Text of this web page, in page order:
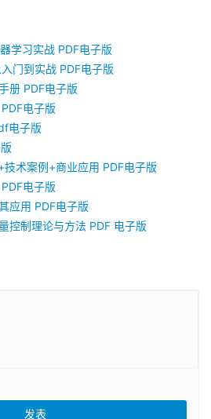
学习实战 PDF电子版
门到实战 PDF电子版
册 PDF电子版
电子版
电子版
术案例+商业应用 PDF电子版
电子版
应用 PDF电子版
控制理论与方法 PDF 电子版